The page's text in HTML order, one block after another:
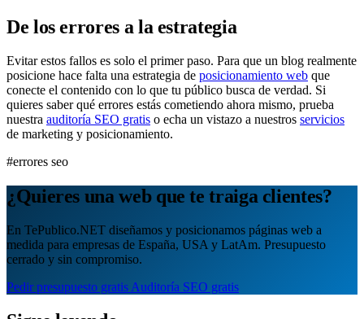
De los errores a la estrategia
Evitar estos fallos es solo el primer paso. Para que un blog realmente
posicione hace falta una estrategia de posicionamiento web que
conecte el contenido con lo que tu público busca de verdad. Si
quieres saber qué errores estás cometiendo ahora mismo, prueba
nuestra auditoría SEO gratis o echa un vistazo a nuestros servicios
de marketing y posicionamiento.
#errores seo
¿Quieres una web que te traiga clientes?
En TePublico.NET diseñamos y posicionamos páginas web a
medida para empresas de España, USA y LatAm. Presupuesto
cerrado y sin compromiso.
Pedir presupuesto gratis Auditoría SEO gratis